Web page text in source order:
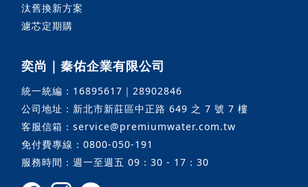
汰舊換新方案
濾芯定期購
奕尚｜秦佑企業有限公司
統一統編：16895617｜28902846
公司地址：新北市新莊區中正路 649 之 7 號 7 樓
客服信箱：service@premiumwater.com.tw
免付費專線：0800-050-191
服務時間：週一至週五 09：30 - 17：30